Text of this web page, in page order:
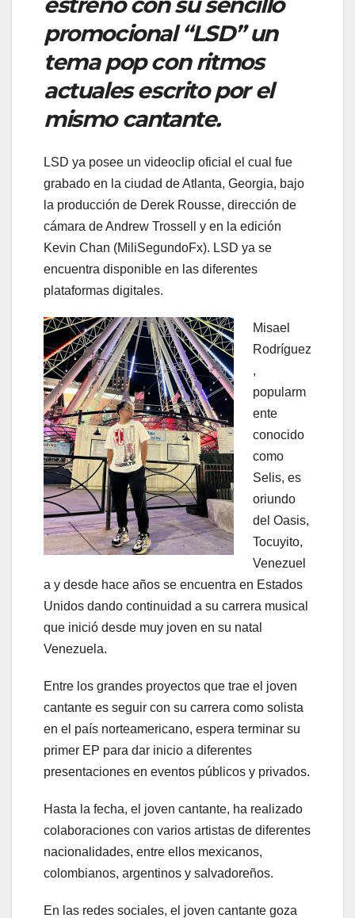
promocional “LSD” un
tema pop con ritmos
actuales escrito por el
mismo cantante.
LSD ya posee un videoclip oficial el cual fue
grabado en la ciudad de Atlanta, Georgia, bajo
la producción de Derek Rousse, dirección de
cámara de Andrew Trossell y en la edición
Kevin Chan (MiliSegundoFx). LSD ya se
encuentra disponible en las diferentes
plataformas digitales.
Misael
Rodríguez
,
popularm
ente
conocido
como
Selis, es
oriundo
del Oasis,
Tocuyito,
Venezuel
a y desde hace años se encuentra en Estados
Unidos dando continuidad a su carrera musical
que inició desde muy joven en su natal
Venezuela.
Entre los grandes proyectos que trae el joven
cantante es seguir con su carrera como solista
en el país norteamericano, espera terminar su
primer EP para dar inicio a diferentes
presentaciones en eventos públicos y privados.
Hasta la fecha, el joven cantante, ha realizado
colaboraciones con varios artistas de diferentes
nacionalidades, entre ellos mexicanos,
colombianos, argentinos y salvadoreños.
En las redes sociales, el joven cantante goza